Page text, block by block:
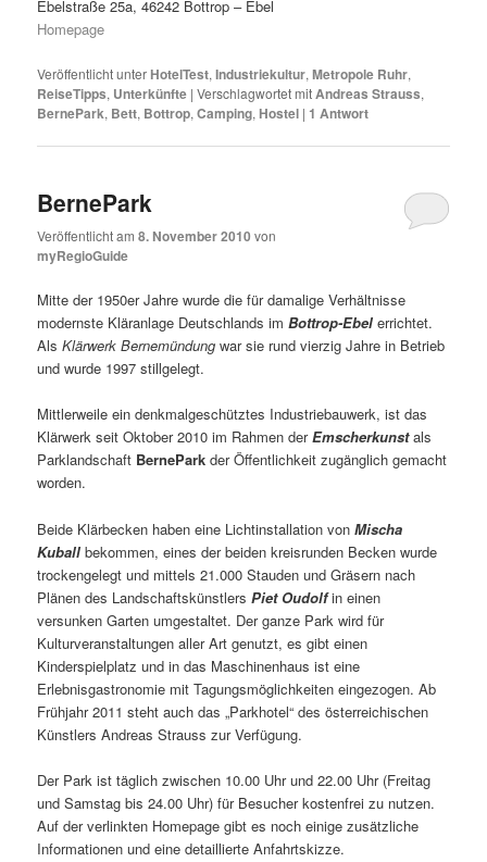
Ebelstraße 25a, 46242 Bottrop – Ebel
Homepage
Veröffentlicht unter HotelTest,Industriekultur,Metropole Ruhr,
ReiseTipps, Unterkünfte |Verschlagwortet mit Andreas Strauss,
BernePark, Bett, Bottrop,Camping, Hostel | 1 Antwort
BernePark
Veröffentlicht am8. November 2010 von
myRegioGuide
Mitte der 1950er Jahre wurde die für damalige Verhältnisse
modernste Kläranlage Deutschlands imBottrop-Ebel errichtet.
AlsKlärwerk Bernemündung war sie rund vierzig Jahre in Betrieb
und wurde 1997 stillgelegt.
Mittlerweile ein denkmalgeschütztes Industriebauwerk, ist das
Klärwerk seit Oktober 2010 im Rahmen derEmscherkunstals
Parklandschaft BernePark der Öffentlichkeit zugänglich gemacht
worden.
Beide Klärbecken haben eine Lichtinstallation vonMischa
Kuball bekommen, eines der beiden kreisrunden Becken wurde
trockengelegt und mittels 21.000 Stauden und Gräsern nach
Plänen des LandschaftskünstlersPiet Oudolf in einen
versunken Garten umgestaltet. Der ganze Park wird für
Kulturveranstaltungen aller Art genutzt, es gibt einen
Kinderspielplatz und in das Maschinenhaus ist eine
Erlebnisgastronomie mit Tagungsmöglichkeiten eingezogen. Ab
Frühjahr 2011 steht auch das „Parkhotel“ des österreichischen
Künstlers Andreas Strauss zur Verfügung.
Der Park ist täglich zwischen 10.00 Uhr und 22.00 Uhr (Freitag
und Samstag bis 24.00 Uhr) für Besucher kostenfrei zu nutzen.
Auf der verlinkten Homepage gibt es noch einige zusätzliche
Informationen und eine detaillierte Anfahrtskizze.